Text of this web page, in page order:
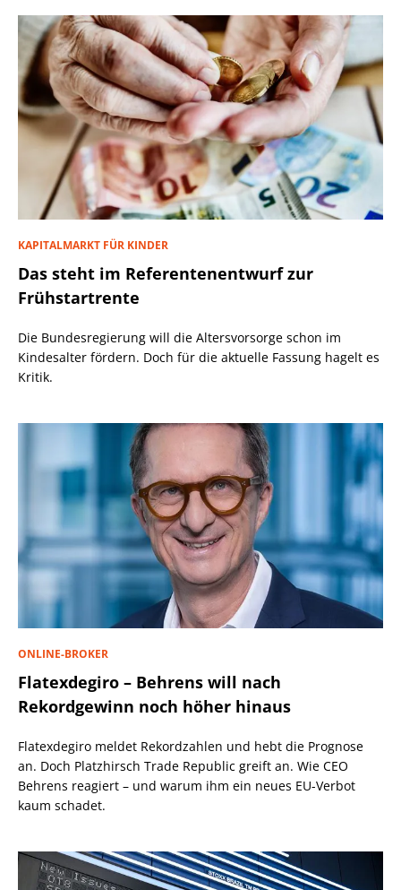
KAPITALMARKT FÜR KINDER
Das steht im Referentenentwurf zur
Frühstartrente
Die Bundesregierung will die Altersvorsorge schon im
Kindesalter fördern. Doch für die aktuelle Fassung hagelt es
Kritik.
ONLINE-BROKER
Flatexdegiro – Behrens will nach
Rekordgewinn noch höher hinaus
Flatexdegiro meldet Rekordzahlen und hebt die Prognose
an. Doch Platzhirsch Trade Republic greift an. Wie CEO
Behrens reagiert – und warum ihm ein neues EU-Verbot
kaum schadet.